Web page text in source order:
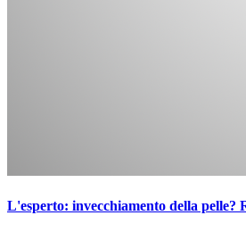
L'esperto: invecchiamento della pelle?